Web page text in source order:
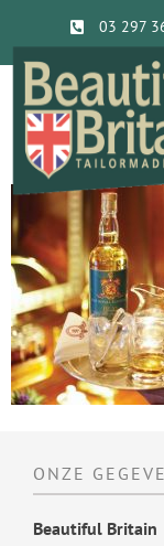
03 297
ONZE
Beautiful Britain